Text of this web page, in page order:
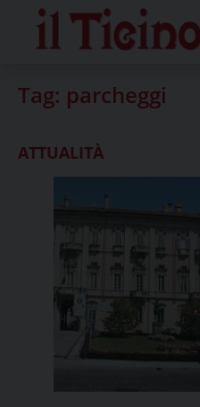
content
Tag: parcheggi
ATTUALITÀ